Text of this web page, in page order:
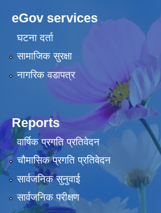
eGov services
घटना दर्ता
सामाजिक सुरक्षा
नागरिक वडापत्र
Reports
वार्षिक प्रगति प्रतिवेदन
चौमासिक प्रगति प्रतिवेदन
सार्वजनिक सुनुवाई
सार्वजनिक परीक्षण